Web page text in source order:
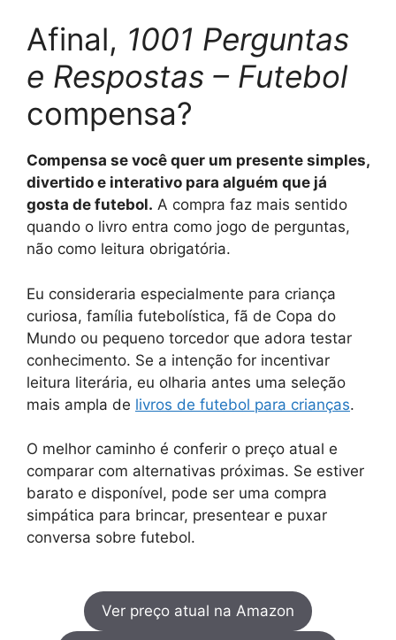
Afinal, 1001 Perguntas
e Respostas – Futebol
compensa?
Compensa se você quer um presente simples,
divertido e interativo para alguém que já
gosta de futebol. A compra faz mais sentido
quando o livro entra como jogo de perguntas,
não como leitura obrigatória.
Eu consideraria especialmente para criança
curiosa, família futebolística, fã de Copa do
Mundo ou pequeno torcedor que adora testar
conhecimento. Se a intenção for incentivar
leitura literária, eu olharia antes uma seleção
mais ampla de livros de futebol para crianças.
O melhor caminho é conferir o preço atual e
comparar com alternativas próximas. Se estiver
barato e disponível, pode ser uma compra
simpática para brincar, presentear e puxar
conversa sobre futebol.
Ver preço atual na Amazon